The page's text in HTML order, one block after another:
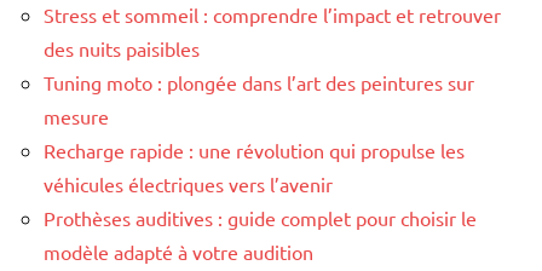
Stress et sommeil : comprendre l’impact et retrouver
des nuits paisibles
Tuning moto : plongée dans l’art des peintures sur
mesure
Recharge rapide : une révolution qui propulse les
véhicules électriques vers l’avenir
Prothèses auditives : guide complet pour choisir le
modèle adapté à votre audition